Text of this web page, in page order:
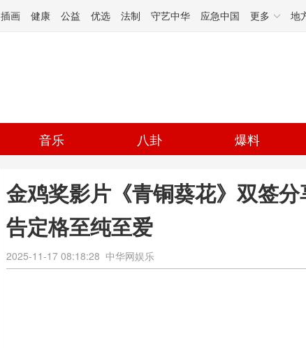
插画 健康 公益 优选 法制 守艺中华 应急中国 更多 地
音乐 八卦 爆料
金鸡奖影片《青铜葵花》双签
告定格至纯至爱
2025-11-17 08:18:28 中华网娱乐